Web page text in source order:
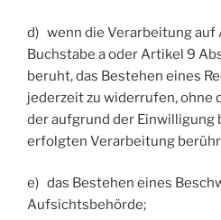
d) wenn die Verarbeitung auf
Buchstabe a oder Artikel 9
beruht, das Bestehen eines
jederzeit zu widerrufen, ohne
der aufgrund der Einwilligung
erfolgten Verarbeitung
e) das Bestehen eines
Aufsichtsbehörde;